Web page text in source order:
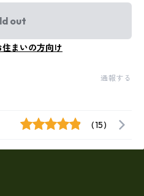
out
まいの方向け
通報する
(15)